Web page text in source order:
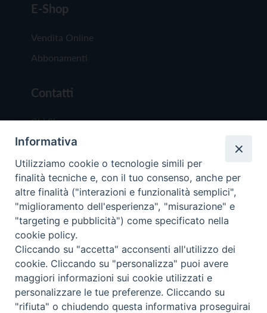
E-Shop
Vendita Online
Abbonamenti
Contatti
Chi Siamo
Redazione
Scrivici
Copyright © 2019 - Tutti i diritti riservati - Vita
Trentina Editrice
Privacy Policy
Torna
Informativa
Utilizziamo cookie o tecnologie simili per
finalità tecniche e, con il tuo consenso, anche per
altre finalità ("interazioni e funzionalità semplici",
"miglioramento dell'esperienza", "misurazione" e
"targeting e pubblicità") come specificato nella
cookie policy.
Cliccando su "accetta" acconsenti all'utilizzo dei
cookie. Cliccando su "personalizza" puoi avere
maggiori informazioni sui cookie utilizzati e
personalizzare le tue preferenze. Cliccando su
"rifiuta" o chiudendo questa informativa proseguirai